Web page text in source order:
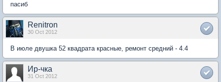
пасиб
Renitron
30 Oct 2012
В июле двушка 52 квадрата красные, ремонт средний - 4.4
Ир-чка
31 Oct 2012